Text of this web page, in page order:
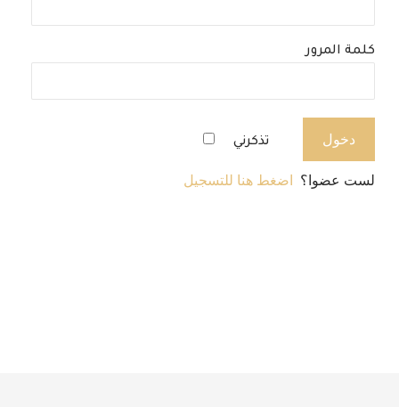
كلمة المرور
تذكرني
لست عضوا؟ اضغط هنا للتسجيل